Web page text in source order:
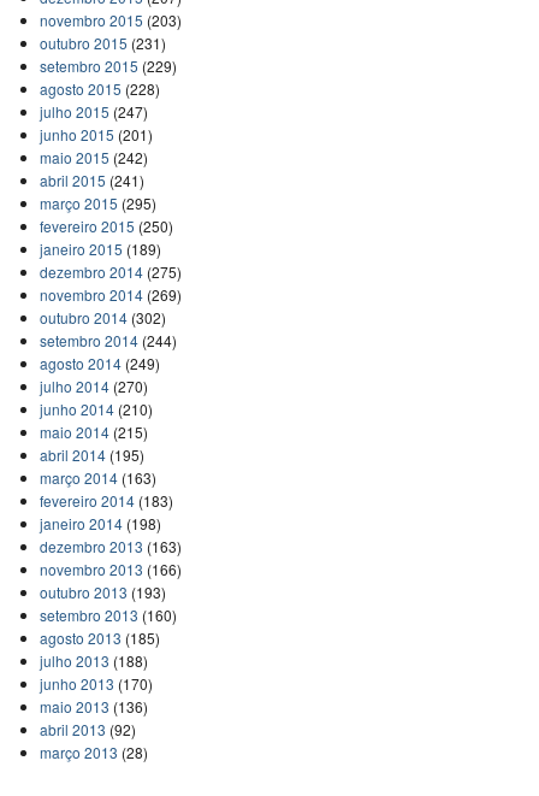
novembro 2015 (203)
outubro 2015 (231)
setembro 2015 (229)
agosto 2015 (228)
julho 2015 (247)
junho 2015 (201)
maio 2015 (242)
abril 2015 (241)
março 2015 (295)
fevereiro 2015 (250)
janeiro 2015 (189)
dezembro 2014(275)
novembro 2014(269)
outubro 2014(302)
setembro 2014(244)
agosto 2014(249)
julho 2014(270)
junho 2014(210)
maio 2014(215)
abril 2014(195)
março 2014(163)
fevereiro 2014(183)
janeiro 2014(198)
dezembro 2013 (163)
novembro 2013 (166)
outubro 2013 (193)
setembro 2013 (160)
agosto 2013 (185)
julho 2013 (188)
junho 2013 (170)
maio 2013 (136)
abril 2013 (92)
março 2013 (28)